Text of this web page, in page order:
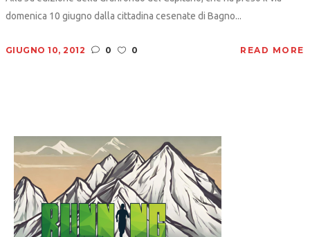
domenica 10 giugno dalla cittadina cesenate di Bagno...
GIUGNO 10, 2012 0 0 READ MORE